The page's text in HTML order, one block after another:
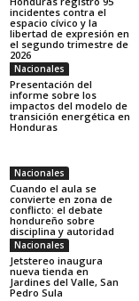
incidentes contra el
espacio cívico y la
libertad de expresión en
el segundo trimestre de
2026
Nacionales
Presentación del
informe sobre los
impactos del modelo de
transición energética en
Honduras
Nacionales
Cuando el aula se
convierte en zona de
conflicto: el debate
hondureño sobre
disciplina y autoridad
Nacionales
Jetstereo inaugura
nueva tienda en
Jardines del Valle, San
Pedro Sula